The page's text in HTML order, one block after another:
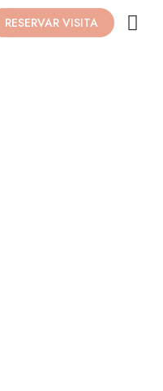
RESERVAR VISITA